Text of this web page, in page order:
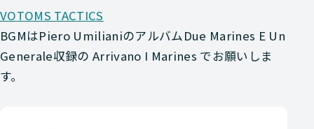
VOTOMS TACTICS
BGMはPiero UmilianiのアルバムDue Marines E Un
Generale収録のArrivano I Marines でお願いしま
す。